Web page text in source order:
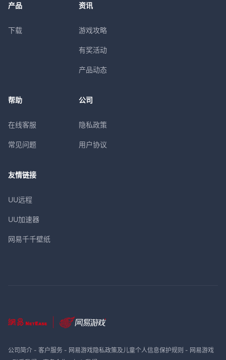
产品
下载
资讯
游戏攻略
有奖活动
产品动态
帮助
在线客服
常见问题
公司
隐私政策
用户协议
友情链接
UU远程
UU加速器
网易千千壁纸
公司简介- 客户服务- 网易游戏隐私政策及儿童个人信息保护规则 - 网易游戏